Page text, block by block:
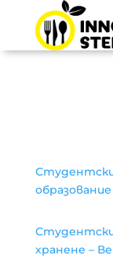
хранене –